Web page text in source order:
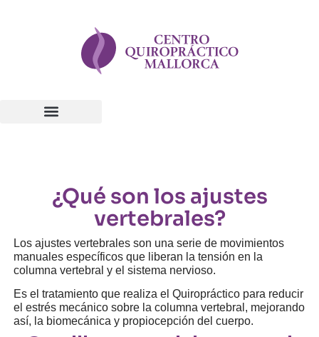
¿Qué son los ajustes
vertebrales?
Los ajustes vertebrales son una serie de movimientos
manuales específicos que liberan la tensión en la
columna vertebral y el sistema nervioso.
Es el tratamiento que realiza el Quiropráctico para reducir
el estrés mecánico sobre la columna vertebral, mejorando
así, la biomecánica y propiocepción del cuerpo.